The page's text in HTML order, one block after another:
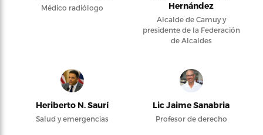
Médico radiólogo
Hernández
Alcalde de Camuy y
presidente de la Federación
de Alcaldes
Heriberto N. Saurí
Salud y emergencias
Lic Jaime Sanabria
Profesor de derecho